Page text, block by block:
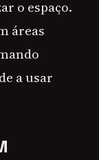
o espaço.
áreas
a usar